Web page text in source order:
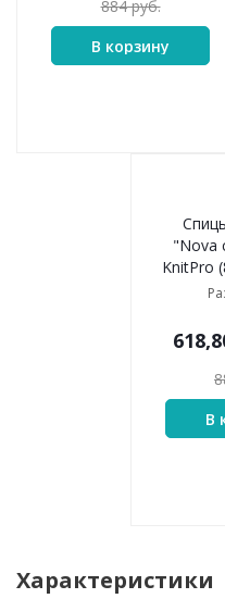
884руб.
В корзину
"Nova
KnitPro
В
Характеристики